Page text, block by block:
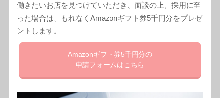
働きたいお店を見つけていただき、面談の上、採用に至
った場合は、もれなくAmazonギフト券5千円分をプレゼ
ントします。
Amazonギフト券5千円分の
申請フォームはこちら